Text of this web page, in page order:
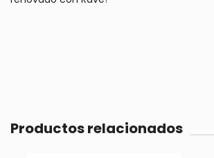
Productos relacionados